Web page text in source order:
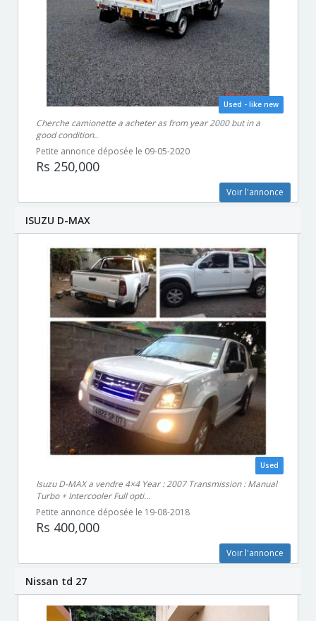
Used - like new
Cherche camionette a acheter as from year 2000 but in a
good condition..
Petite annonce déposée le 09-05-2020
Rs 250,000
Voir l'annonce
ISUZU D-MAX
Used
Isuzu D-MAX a vendre 4×4 Year : 2007 Transmission : Manual
Turbo + Intercooler Full opti...
Petite annonce déposée le 19-08-2018
Rs 400,000
Voir l'annonce
Nissan td 27